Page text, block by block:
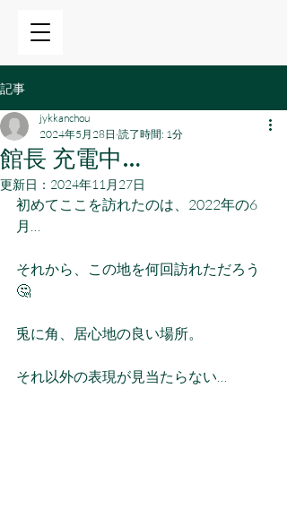
記事
館長 充電中…
jykkanchou
2024年5月28日 読了時間: 1分
更新日： 2024年11月27日
初めてここを訪れたのは、2022年の6
月…
それから、この地を何回訪れただろう
🤔
兎に角、居心地の良い場所。
それ以外の表現が見当たらない…